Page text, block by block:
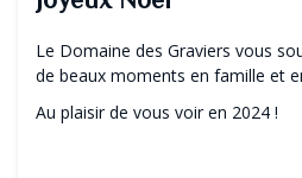
Le Domaine des Graviers vous
de beaux moments en famille et
Au plaisir de vous voir en 2024 !